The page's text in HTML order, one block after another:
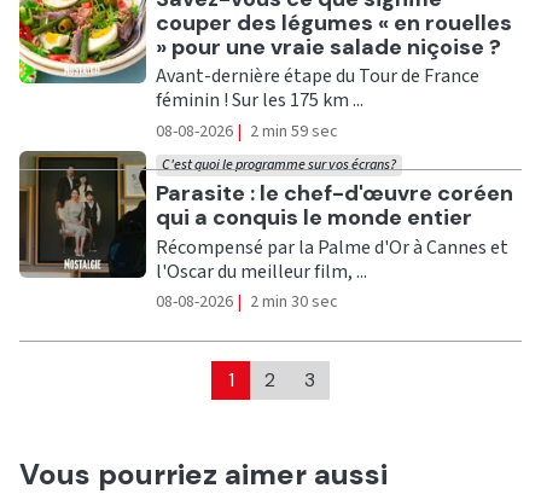
couper des légumes « en rouelles
» pour une vraie salade niçoise ?
Avant-dernière étape du Tour de France
féminin ! Sur les 175 km ...
08-08-2026 | 2 min 59 sec
Ecouter
Parasite : le chef-d'œuvre coréen
qui a conquis le monde entier
C'est quoi le programme sur vos écrans?
Récompensé par la Palme d'Or à Cannes et
l'Oscar du meilleur film, ...
08-08-2026 | 2 min 30 sec
1 2 3
Vous pourriez aimer aussi